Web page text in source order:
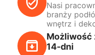
Nasi
branży
wnętrz i
Możliwość
14-dni